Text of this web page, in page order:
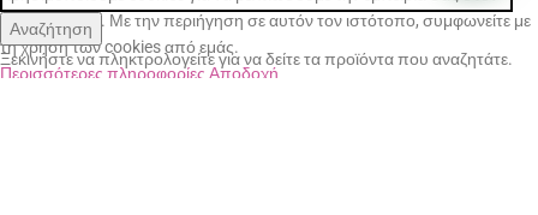
Αναζήτηση
Ξεκινήστε να πληκτρολογείτε για να δείτε τα προϊόντα που αναζητάτε.
ιστότοπό μας. Με την περιήγηση σε αυτόν τον ιστότοπο, συμφωνείτε με
τη χρήση των cookies από εμάς.
Περισσότερες πληροφορίες Αποδοχή